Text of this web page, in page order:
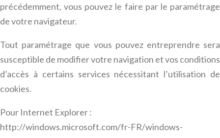
précédemment, vous pouvez le faire par le paramétrage
de votre navigateur.
Tout paramétrage que vous pouvez entreprendre sera
susceptible de modifier votre navigation et vos conditions
d’accès à certains services nécessitant l’utilisation de
cookies.
Pour Internet Explorer :
http://windows.microsoft.com/fr-FR/windows-